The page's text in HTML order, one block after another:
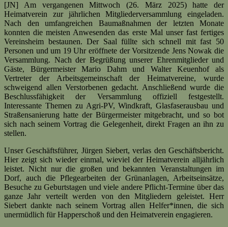
[JN] Am vergangenen Mittwoch (26. März 2025) hatte der
Heimatverein zur jährlichen Mitgliederversammlung eingeladen.
Nach den umfangreichen Baumaßnahmen der letzten Monate
konnten die meisten Anwesenden das erste Mal unser fast fertiges
Vereinsheim bestaunen. Der Saal füllte sich schnell mit fast 50
Personen und um 19 Uhr eröffnete der Vorsitzende Jens Nowak die
Versammlung. Nach der Begrüßung unserer Ehrenmitglieder und
Gäste, Bürgermeister Mario Dahm und Walter Keuenhof als
Vertreter der Arbeitsgemeinschaft der Heimatvereine, wurde
schweigend allen Verstorbenen gedacht. Anschließend wurde die
Beschlussfähigkeit der Versammlung offiziell festgestellt.
Interessante Themen zu Agri-PV, Windkraft, Glasfaserausbau und
Straßensanierung hatte der Bürgermeister mitgebracht, und so bot
sich nach seinem Vortrag die Gelegenheit, direkt Fragen an ihn zu
stellen.
Unser Geschäftsführer, Jürgen Siebert, verlas den Geschäftsbericht.
Hier zeigt sich wieder einmal, wieviel der Heimatverein alljährlich
leistet. Nicht nur die großen und bekannten Veranstaltungen im
Dorf, auch die Pflegearbeiten der Grünanlagen, Arbeitseinsätze,
Besuche zu Geburtstagen und viele andere Pflicht-Termine über das
ganze Jahr verteilt werden von den Mitgliedern geleistet. Herr
Siebert dankte nach seinem Vortrag allen Helfer*innen, die sich
unermüdlich für Happerschoß und den Heimatverein engagieren.